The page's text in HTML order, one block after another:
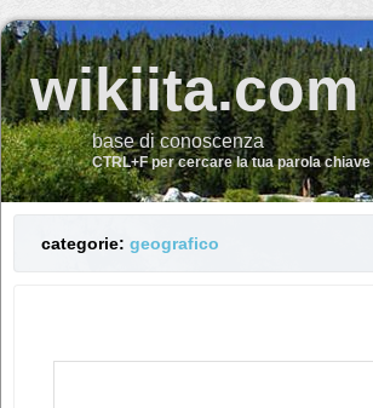
wikiita.com
base di conoscenza
CTRL+F per cercare la tua parola chiave
categorie: geografico